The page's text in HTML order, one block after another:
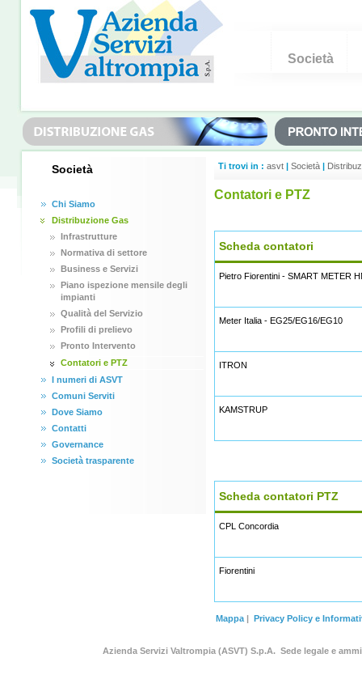
Società
Società
Chi Siamo
Distribuzione Gas
Infrastrutture
Normativa di settore
Business e Servizi
Piano ispezione mensile degli
impianti
Qualità del Servizio
Profili di prelievo
Pronto Intervento
Contatori e PTZ
I numeri di ASVT
Comuni Serviti
Dove Siamo
Contatti
Governance
Società trasparente
Ti trovi in : asvt | Società |
Contatori e PTZ
Scheda contatori
Pietro Fiorentini - SMART METER
Meter Italia - EG25/EG16/EG10
ITRON
KAMSTRUP
Scheda contatori PTZ
CPL Concordia
Fiorentini
Mappa| Privacy Policy e
Azienda Servizi Valtrompia (ASVT) S.p.A. Sede legale e